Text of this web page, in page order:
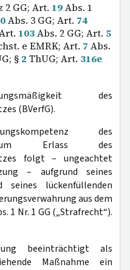
2 GG; Art. 19Abs. 1
Abs. 3 GG; Art. 74
103Abs. 2 GG; Art. 5
e EMRK; Art. 7 Abs.
§ 2 ThUG; Art. 316e
des
(BVerfG).
des
zum Erlass des
folgt – ungeachtet
– aufgrund seines
seines lückenfüllenden
aus dem
1 Nr. 1 GG („Strafrecht“).
beeinträchtigt als
Maßnahme ein